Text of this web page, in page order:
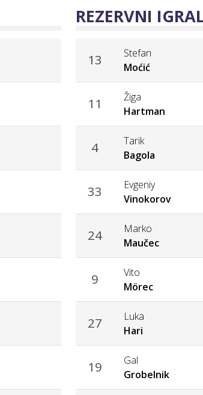
REZERVNI
13
Stefan
Moćić
11
Žiga
Hartman
4
Tarik
Bagola
33
Evgeniy
Vinokorov
24
Marko
Maučec
9
Vito
Mörec
27
Luka
Hari
19
Gal
Grobelnik